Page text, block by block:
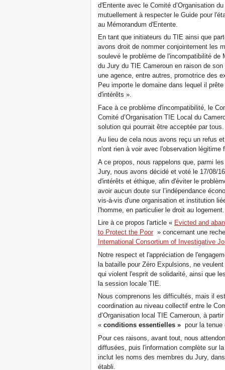
d'Entente avec le Comité d’Organisation
mutuellement à respecter le Guide pour
au Mémorandum d'Entente.
En tant que initiateurs du TIE ainsi que
avons droit de nommer conjointement les
soulevé le problème de l'incompatibilité de
du Jury du TIE Cameroun en raison de
une agence, entre autres, promotrice des
Peu importe le domaine dans lequel il
d'intérêts ».
Face à ce problème d'incompatibilité, le
Comité d’Organisation TIE Local du
solution qui pourrait être acceptée par tous.
Au lieu de cela nous avons reçu un refus
n'ont rien à voir avec l'observation légitime
A ce propos, nous rappelons que, parmi
Jury, nous avons décidé et voté le 17/08/
d'intérêts et éthique, afin d'éviter le
avoir aucun doute sur l’indépendance
vis-à-vis d'une organisation et institution
l'homme, en particulier le droit au
Lire à ce propos l'article « Evicted and
to Protect the Poor » concernant une
International Consortium of Investigative
Notre respect et l'appréciation de
la bataille pour Zéro Expulsions, ne
qui violent l'esprit de solidarité, ainsi que
la session locale TIE.
Nous comprenons les difficultés, mais il
coordination au niveau collectif entre le
d’Organisation local TIE Cameroun, à
«conditions essentielles » pour la tenue
Pour ces raisons, avant tout, nous
diffusées, puis l'information complète sur
inclut les noms des membres du Jury,
établi.